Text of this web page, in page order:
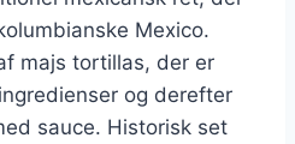
Mexico.
majs tortillas, der er
og derefter
sauce. Historisk set